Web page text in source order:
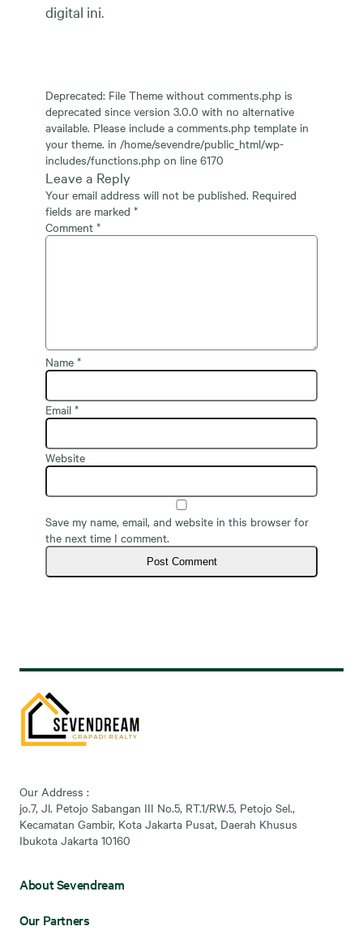
digital ini.
Deprecated: File Theme without comments.php is
deprecated since version 3.0.0 with no alternative
available. Please include a comments.php template in
your theme. in /home/sevendre/public_html/wp-
includes/functions.php on line 6170
Leave a Reply
Your email address will not be published. Required
fields are marked *
Comment *
Name *
Email *
Website
Save my name, email, and website in this browser for
the next time I comment.
Our Address :
jo.7, Jl. Petojo Sabangan III No.5, RT.1/RW.5, Petojo Sel.,
Kecamatan Gambir, Kota Jakarta Pusat, Daerah Khusus
Ibukota Jakarta 10160
About Sevendream
Our Partners